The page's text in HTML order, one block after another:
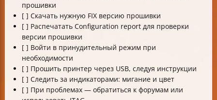
прошивки
[ ] Скачать нужную FIX версию прошивки
[ ] Распечатать Configuration report для проверки
версии прошивки
[ ] Войти в принудительный режим при
необходимости
[ ] Прошить принтер через USB, следуя инструкции
[ ] Следить за индикаторами: мигание и цвет
[ ] При проблемах — обратиться к форумам или